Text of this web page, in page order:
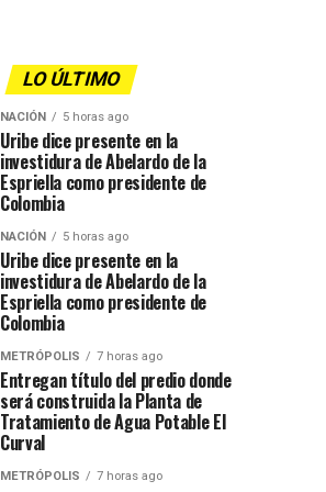
LO ÚLTIMO
NACIÓN 5 horas ago
Uribe dice presente en la
investidura de Abelardo de la
Espriella como presidente de
Colombia
NACIÓN 5 horas ago
Uribe dice presente en la
investidura de Abelardo de la
Espriella como presidente de
Colombia
METRÓPOLIS 7 horas ago
Entregan título del predio donde
será construida la Planta de
Tratamiento de Agua Potable El
Curval
METRÓPOLIS 7 horas ago